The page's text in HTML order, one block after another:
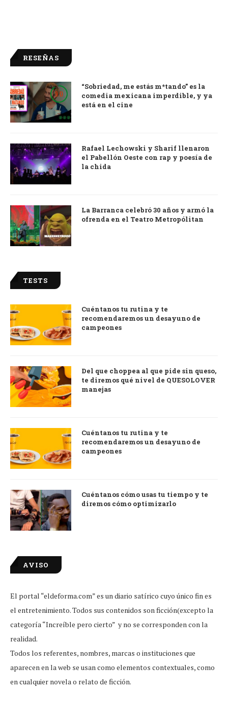
RESEÑAS
9.0
“Sobriedad, me estás m*tando” es la
comedia mexicana imperdible, y ya
está en el cine
Rafael Lechowski y Sharif llenaron
el Pabellón Oeste con rap y poesía de
la chida
La Barranca celebró 30 años y armó la
ofrenda en el Teatro Metropólitan
TESTS
Cuéntanos tu rutina y te
recomendaremos un desayuno de
campeones
Del que choppea al que pide sin queso,
te diremos qué nivel de QUESOLOVER
manejas
Cuéntanos tu rutina y te
recomendaremos un desayuno de
campeones
Cuéntanos cómo usas tu tiempo y te
diremos cómo optimizarlo
AVISO
El portal “eldeforma.com” es un diario satírico cuyo único fin es
el entretenimiento. Todos sus contenidos son ficción(excepto la
categoría “Increíble pero cierto” y no se corresponden con la
realidad.
Todos los referentes, nombres, marcas o instituciones que
aparecen en la web se usan como elementos contextuales, como
en cualquier novela o relato de ficción.